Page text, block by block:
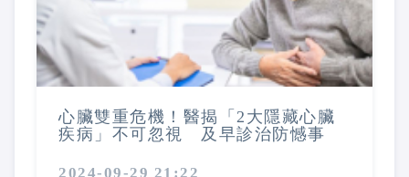
心臟雙重危機！醫揭「2大隱藏心臟
疾病」不可忽視 及早診治防憾事
2024-09-29 21:22